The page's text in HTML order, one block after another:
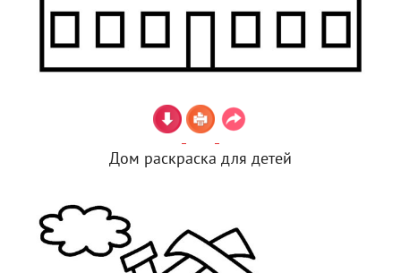
Дом раскраска для детей